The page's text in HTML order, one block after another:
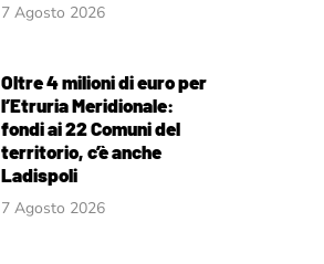
7 Agosto 2026
Oltre 4 milioni di euro per
l’Etruria Meridionale:
fondi ai 22 Comuni del
territorio, c’è anche
Ladispoli
7 Agosto 2026